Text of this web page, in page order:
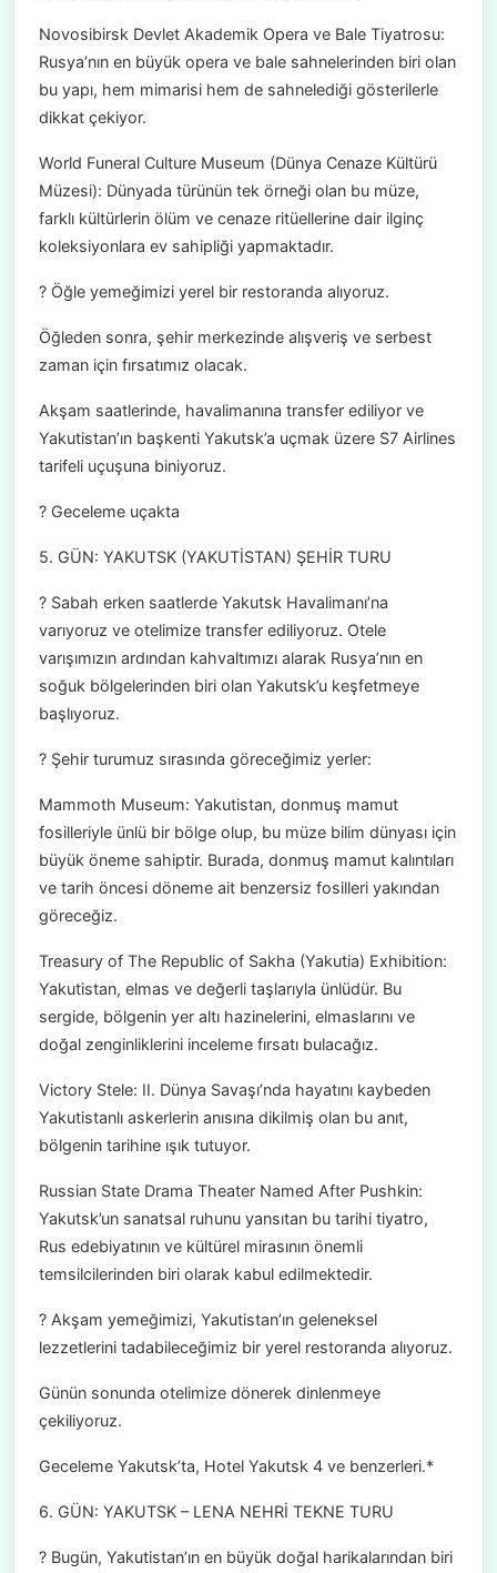
Novosibirsk Devlet Akademik Opera ve Bale Tiyatrosu:
Rusya’nın en büyük opera ve bale sahnelerinden biri olan
bu yapı, hem mimarisi hem de sahnelediği gösterilerle
dikkat çekiyor.
World Funeral Culture Museum (Dünya Cenaze Kültürü
Müzesi): Dünyada türünün tek örneği olan bu müze,
farklı kültürlerin ölüm ve cenaze ritüellerine dair ilginç
koleksiyonlara ev sahipliği yapmaktadır.
? Öğle yemeğimizi yerel bir restoranda alıyoruz.
Öğleden sonra, şehir merkezinde alışveriş ve serbest
zaman için fırsatımız olacak.
Akşam saatlerinde, havalimanına transfer ediliyor ve
Yakutistan’ın başkenti Yakutsk’a uçmak üzere S7 Airlines
tarifeli uçuşuna biniyoruz.
? Geceleme uçakta
5. GÜN: YAKUTSK (YAKUTİSTAN) ŞEHİR TURU
? Sabah erken saatlerde Yakutsk Havalimanı’na
varıyoruz ve otelimize transfer ediliyoruz. Otele
varışımızın ardından kahvaltımızı alarak Rusya’nın en
soğuk bölgelerinden biri olan Yakutsk’u keşfetmeye
başlıyoruz.
? Şehir turumuz sırasında göreceğimiz yerler:
Mammoth Museum: Yakutistan, donmuş mamut
fosilleriyle ünlü bir bölge olup, bu müze bilim dünyası için
büyük öneme sahiptir. Burada, donmuş mamut kalıntıları
ve tarih öncesi döneme ait benzersiz fosilleri yakından
göreceğiz.
Treasury of The Republic of Sakha (Yakutia) Exhibition:
Yakutistan, elmas ve değerli taşlarıyla ünlüdür. Bu
sergide, bölgenin yer altı hazinelerini, elmaslarını ve
doğal zenginliklerini inceleme fırsatı bulacağız.
Victory Stele: II. Dünya Savaşı’nda hayatını kaybeden
Yakutistanlı askerlerin anısına dikilmiş olan bu anıt,
bölgenin tarihine ışık tutuyor.
Russian State Drama Theater Named After Pushkin:
Yakutsk’un sanatsal ruhunu yansıtan bu tarihi tiyatro,
Rus edebiyatının ve kültürel mirasının önemli
temsilcilerinden biri olarak kabul edilmektedir.
? Akşam yemeğimizi, Yakutistan’ın geleneksel
lezzetlerini tadabileceğimiz bir yerel restoranda alıyoruz.
Günün sonunda otelimize dönerek dinlenmeye
çekiliyoruz.
Geceleme Yakutsk’ta, Hotel Yakutsk 4 ve benzerleri.*
6. GÜN: YAKUTSK – LENA NEHRİ TEKNE TURU
? Bugün, Yakutistan’ın en büyük doğal harikalarından biri